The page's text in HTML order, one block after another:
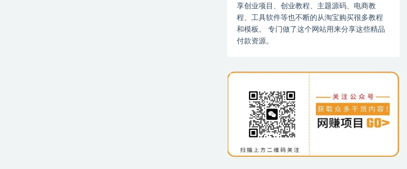
享创业项目、创业教程、主题源码、电商教
程、工具软件等也不断的从淘宝购买很多教程
和模板。 专门做了这个网站用来分享这些精品
付款资源。